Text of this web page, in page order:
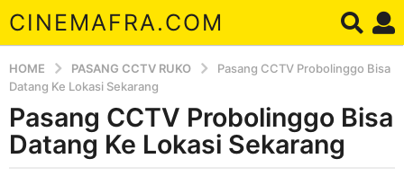
CINEMAFRA.COM
HOME PASANG CCTV RUKO
Pasang CCTV Probolinggo Bisa
Datang Ke Lokasi Sekarang
7
t
a
Pasang CCTV Probolinggo Bisa
Datang Ke Lokasi Sekarang